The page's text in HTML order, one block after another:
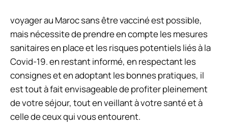
voyager au Maroc sans être vacciné est possible,
mais nécessite de prendre en compte les mesures
sanitaires en place et les risques potentiels liés à la
Covid-19. en restant informé, en respectant les
consignes et en adoptant les bonnes pratiques, il
est tout à fait envisageable de profiter pleinement
de votre séjour, tout en veillant à votre santé et à
celle de ceux qui vous entourent.